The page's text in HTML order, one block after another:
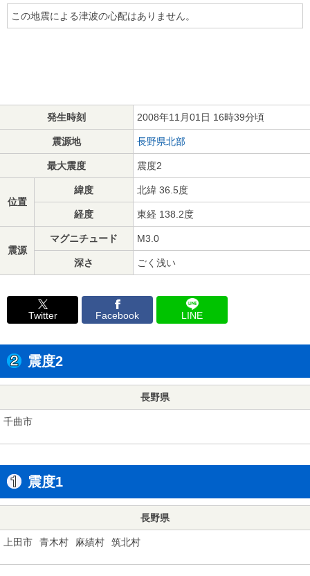
この地震による津波の心配はありません。
発生時刻 2008年11月01日 16時39分頃
震源地 長野県北部
最大震度 震度2
位置
緯度 北緯 36.5度
経度 東経 138.2度
震源
マグニチュード M3.0
深さ ごく浅い
Twitter Facebook LINE
震度2
長野県
千曲市
震度1
長野県
上田市 青木村 麻績村 筑北村